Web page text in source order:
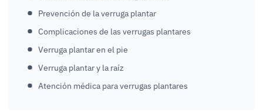
Prevención de la verruga plantar
Complicaciones de las verrugas plantares
Verruga plantar en el pie
Verruga plantar y la raíz
Atención médica para verrugas plantares